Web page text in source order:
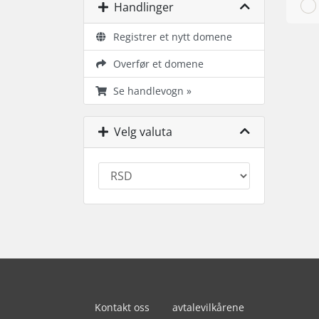
Handlinger
Registrer et nytt domene
Overfør et domene
Se handlevogn »
Velg valuta
Kontakt oss avtalevilkårene